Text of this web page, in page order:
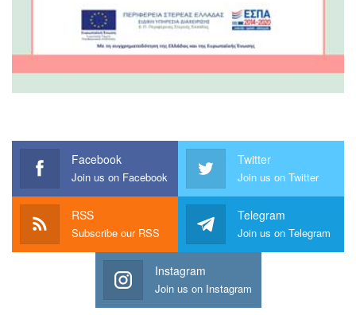
Facebook
Join us on Facebook
Twitter
Join us on Twitter
RSS
Subscribe our RSS
Telegram
Join us on Telegram
Instagram
Join us on Instagram